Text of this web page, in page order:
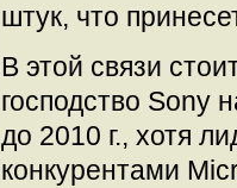
штук, что
В этой связи
господство Sony
до 2010 г., хотя
конкурентами